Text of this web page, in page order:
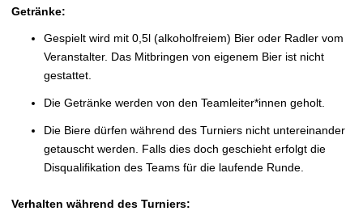
Getränke:
Gespielt wird mit 0,5l (alkoholfreiem) Bier oder Radler vom
Veranstalter. Das Mitbringen von eigenem Bier ist nicht
gestattet.
Die Getränke werden von den Teamleiter*innen geholt.
Die Biere dürfen während des Turniers nicht untereinander
getauscht werden. Falls dies doch geschieht erfolgt die
Disqualifikation des Teams für die laufende Runde.
Verhalten während des Turniers: